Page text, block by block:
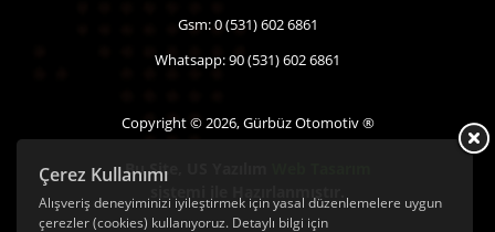
Çerez Kullanımı
Alışveriş deneyiminizi iyileştirmek için yasal düzenlemelere uygun
çerezler (cookies) kullanıyoruz. Detaylı bilgi için
Gsm: 0 (531) 602 6861
Whatsapp: 90 (531) 602 6861
Copyright © 2026, Gürbüz Otomotiv ®
Bu Site,